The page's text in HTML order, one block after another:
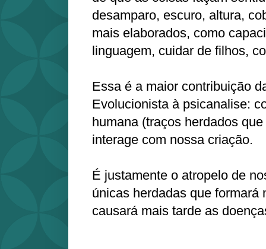
desamparo, escuro, altura,
mais elaborados, como
linguagem, cuidar de filhos,
Essa é a maior contribuição
Evolucionista à psicanalise:
humana (traços herdados
interage com nossa criação.
É justamente o atropelo de
únicas herdadas que formará
causará mais tarde as